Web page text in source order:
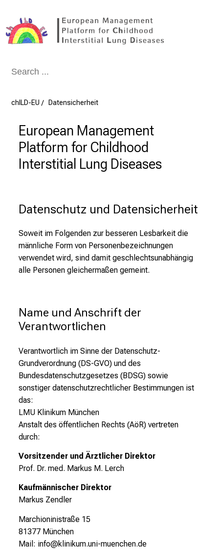
chILD-EU Datensicherheit
European Management
Platform for Childhood
Interstitial Lung Diseases
Datenschutz und Datensicherheit
Soweit im Folgenden zur besseren Lesbarkeit die
männliche Form von Personenbezeichnungen
verwendet wird, sind damit geschlechtsunabhängig
alle Personen gleichermaßen gemeint.
Name und Anschrift der
Verantwortlichen
Verantwortlich im Sinne der Datenschutz-
Grundverordnung (DS-GVO) und des
Bundesdatenschutzgesetzes (BDSG) sowie
sonstiger datenschutzrechtlicher Bestimmungen ist
das:
LMU Klinikum München
Anstalt des öffentlichen Rechts (AöR) vertreten
durch:
Vorsitzender und Ärztlicher Direktor
Prof. Dr. med. Markus M. Lerch
Kaufmännischer Direktor
Markus Zendler
Marchioninistraße 15
81377 München
Mail: info@klinikum.uni-muenchen.de